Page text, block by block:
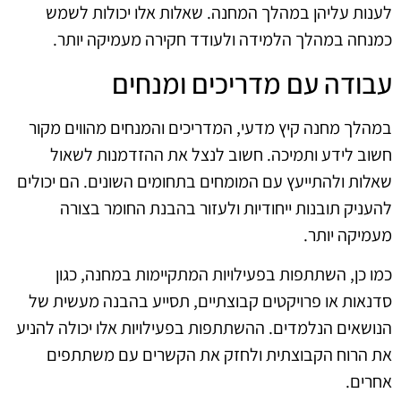
לענות עליהן במהלך המחנה. שאלות אלו יכולות לשמש
כמנחה במהלך הלמידה ולעודד חקירה מעמיקה יותר.
עבודה עם מדריכים ומנחים
במהלך מחנה קיץ מדעי, המדריכים והמנחים מהווים מקור
חשוב לידע ותמיכה. חשוב לנצל את ההזדמנות לשאול
שאלות ולהתייעץ עם המומחים בתחומים השונים. הם יכולים
להעניק תובנות ייחודיות ולעזור בהבנת החומר בצורה
מעמיקה יותר.
כמו כן, השתתפות בפעילויות המתקיימות במחנה, כגון
סדנאות או פרויקטים קבוצתיים, תסייע בהבנה מעשית של
הנושאים הנלמדים. ההשתתפות בפעילויות אלו יכולה להניע
את הרוח הקבוצתית ולחזק את הקשרים עם משתתפים
אחרים.